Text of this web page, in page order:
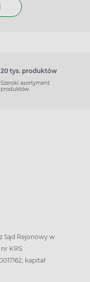
20 tys. produktów
Szeroki asortyment
produktów
Sąd Rejonowy w
KRS:
kapitał